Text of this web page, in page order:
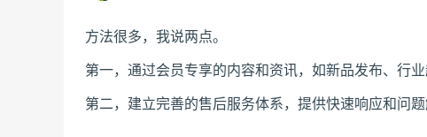
方法很多，我说两点。
第一，通过会员专享的内容和资讯，如新品发布、行
第二，建立完善的售后服务体系，提供快速响应和问